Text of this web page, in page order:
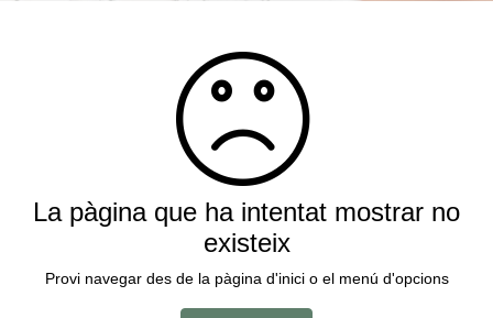
La pàgina que ha intentat mostrar no
existeix
Provi navegar des de la pàgina d'inici o el menú d'opcions